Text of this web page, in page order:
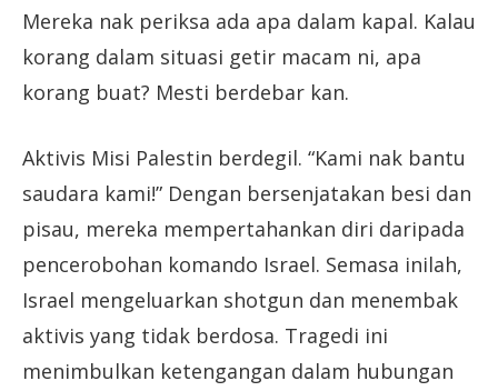
Mereka nak periksa ada apa dalam kapal. Kalau
korang dalam situasi getir macam ni, apa
korang buat? Mesti berdebar kan.
Aktivis Misi Palestin berdegil. “Kami nak bantu
saudara kami!” Dengan bersenjatakan besi dan
pisau, mereka mempertahankan diri daripada
pencerobohan komando Israel. Semasa inilah,
Israel mengeluarkan shotgun dan menembak
aktivis yang tidak berdosa. Tragedi ini
menimbulkan ketengangan dalam hubungan